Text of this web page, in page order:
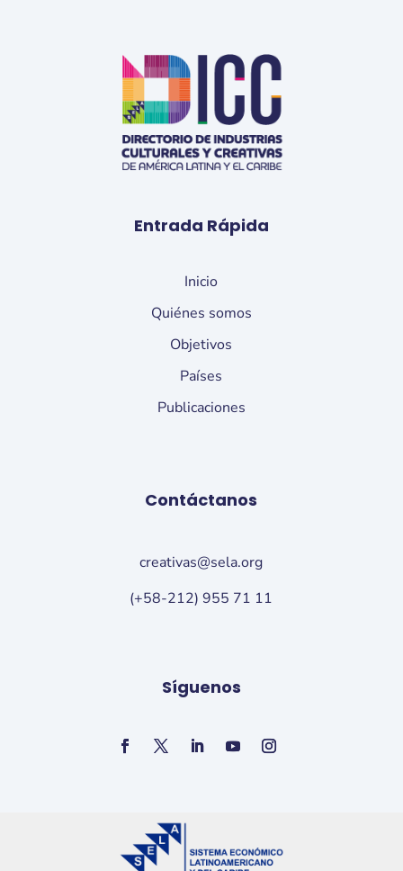
Entrada Rápida
Inicio
Quiénes somos
Objetivos
Países
Publicaciones
Contáctanos
creativas@sela.org
(+58-212) 955 71 11
Síguenos